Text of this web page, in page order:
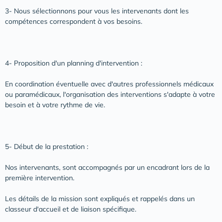
3- Nous sélectionnons pour vous les intervenants dont les
compétences correspondent à vos besoins.
4- Proposition d'un planning d'intervention :
En coordination éventuelle avec d'autres professionnels médicaux
ou paramédicaux, l'organisation des interventions s'adapte à votre
besoin et à votre rythme de vie.
5- Début de la prestation :
Nos intervenants, sont accompagnés par un encadrant lors de la
première intervention.
Les détails de la mission sont expliqués et rappelés dans un
classeur d'accueil et de liaison spécifique.